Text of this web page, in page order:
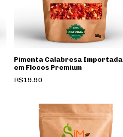
Pimenta Calabresa Importada
em Flocos Premium
R$19,90